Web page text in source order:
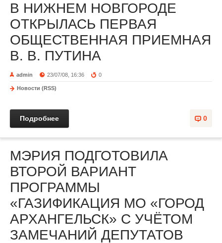
В НИЖНЕМ НОВГОРОДЕ
ОТКРЫЛАСЬ ПЕРВАЯ
ОБЩЕСТВЕННАЯ ПРИЕМНАЯ
В. В. ПУТИНА
admin 23/07/08, 16:36 0
Новости (RSS)
0
Подробнее
МЭРИЯ ПОДГОТОВИЛА
ВТОРОЙ ВАРИАНТ
ПРОГРАММЫ
«ГАЗИФИКАЦИЯ МО «ГОРОД
АРХАНГЕЛЬСК» С УЧЁТОМ
ЗАМЕЧАНИЙ ДЕПУТАТОВ